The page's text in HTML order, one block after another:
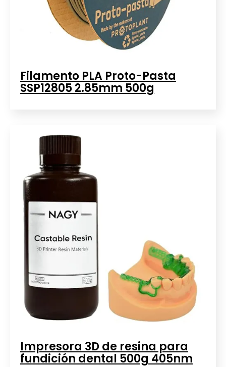
Filamento PLA Proto-Pasta
SSP12805 2.85mm 500g
Impresora 3D de resina para
fundición dental 500g 405nm